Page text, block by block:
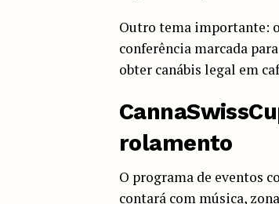
Outro tema importante:
conferência marcada
obter canábis legal em
rolamento
O programa de eventos
contará com música,